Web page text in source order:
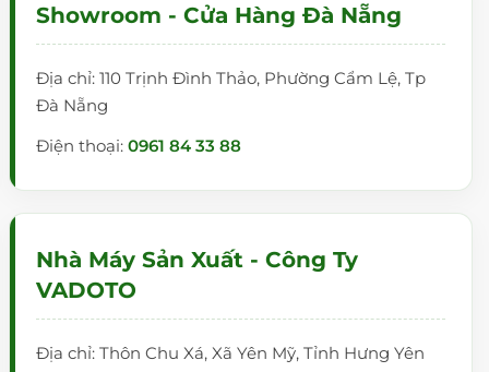
Showroom - Cửa Hàng Đà Nẵng
Địa chỉ: 110 Trịnh Đình Thảo, Phường Cẩm Lệ, Tp
Đà Nẵng
Điện thoại:0961 84 33 88
Nhà Máy Sản Xuất - Công Ty
VADOTO
Địa chỉ: Thôn Chu Xá, Xã Yên Mỹ, Tỉnh Hưng Yên